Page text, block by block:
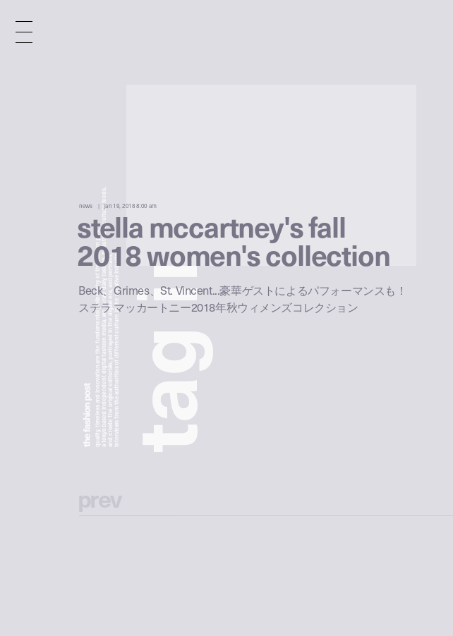
quality, timeless and innovation are the fundamental philosophy of the fashion post,a tokyo based independent digital fashion media. we curate daily fashion, beauty and culture feeds,and create the original editorials, portrayed in the digital era, and portraits,interviews from the authorities of different culture in the creative industry.
t
a
g
i
n
d
news jan 19, 2018 8:00 am
stella mccartney's fall
2018 women's collection
Beck、Grimes、St. Vincent...豪華ゲストによるパフォーマンスも！
ステラ マッカートニー2018年秋ウィメンズコレクション